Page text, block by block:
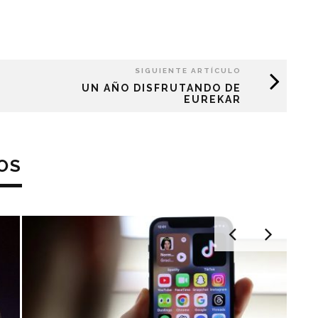
SIGUIENTE ARTÍCULO
UN AÑO DISFRUTANDO DE
EUREKAR